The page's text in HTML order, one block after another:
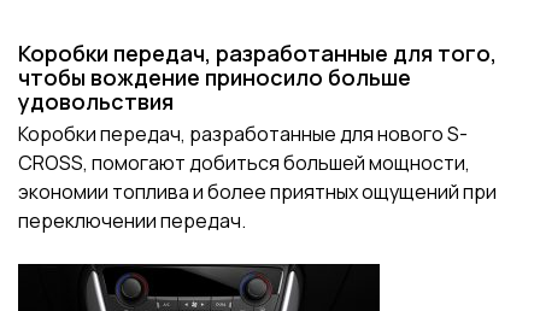
Коробки передач, разработанные для того,
чтобы вождение приносило больше
удовольствия
Коробки передач, разработанные для нового S-
CROSS, помогают добиться большей мощности,
экономии топлива и более приятных ощущений при
переключении передач.